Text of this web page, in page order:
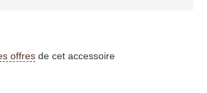
offresde cet accessoire